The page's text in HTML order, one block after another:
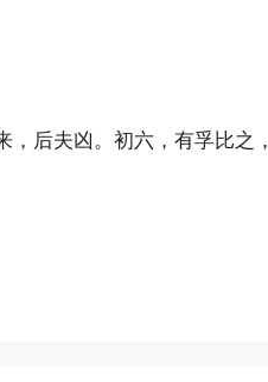
，后夫凶。初六，有孚比之，